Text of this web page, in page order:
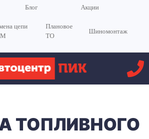
Блог Акции
цепи
Плановое
ТО
Шиномонтаж
ТОПЛИВНОГО